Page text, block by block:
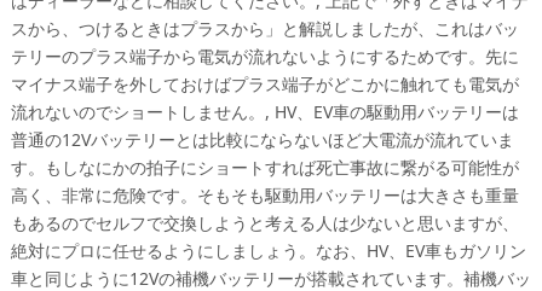
スから、つけるときはプラスから」と解説しましたが、これはバッ
テリーのプラス端子から電気が流れないようにするためです。先に
マイナス端子を外しておけばプラス端子がどこかに触れても電気が
流れないのでショートしません。, HV、EV車の駆動用バッテリーは
普通の12Vバッテリーとは比較にならないほど大電流が流れていま
す。もしなにかの拍子にショートすれば死亡事故に繋がる可能性が
高く、非常に危険です。そもそも駆動用バッテリーは大きさも重量
もあるのでセルフで交換しようと考える人は少ないと思いますが、
絶対にプロに任せるようにしましょう。なお、HV、EV車もガソリン
車と同じように12Vの補機バッテリーが搭載されています。補機バッ